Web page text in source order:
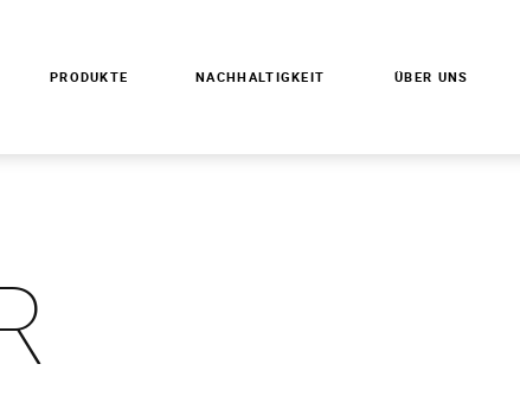
PRODUKTE NACHHALTIGKEIT ÜBER UNS